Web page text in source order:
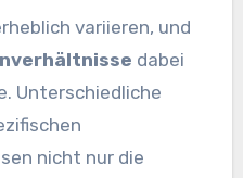
dabei
Unterschiedliche
nicht nur die